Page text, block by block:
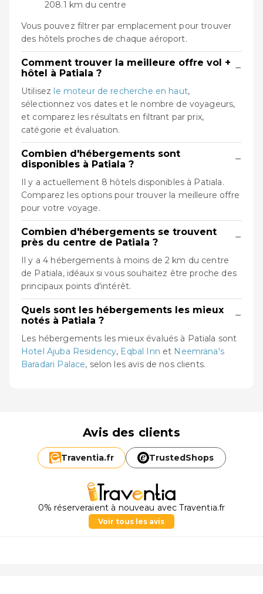
208.1 km du centre
Vous pouvez filtrer par emplacement pour trouver
des hôtels proches de chaque aéroport.
Comment trouver la meilleure offre vol +
hôtel à Patiala ?
−
Utilisez le moteur de recherche en haut,
sélectionnez vos dates et le nombre de voyageurs,
et comparez les résultats en filtrant par prix,
catégorie et évaluation.
Combien d'hébergements sont
disponibles à Patiala ?
−
Il y a actuellement 8 hôtels disponibles à Patiala.
Comparez les options pour trouver la meilleure offre
pour votre voyage.
Combien d'hébergements se trouvent
près du centre de Patiala ?
−
Il y a 4 hébergements à moins de 2 km du centre
de Patiala, idéaux si vous souhaitez être proche des
principaux points d'intérêt.
Quels sont les hébergements les mieux
notés à Patiala ?
−
Les hébergements les mieux évalués à Patiala sont
Hotel Ajuba Residency, Eqbal Inn et Neemrana's
Baradari Palace, selon les avis de nos clients.
Avis des clients
Traventia.fr TrustedShops
0% réserveraient à nouveau avec Traventia.fr
Voir tous les avis